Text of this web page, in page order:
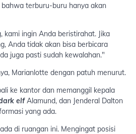
terburu-buru hanya akan
ingin Anda beristirahat. Jika
Anda tidak akan bisa berbicara
juga pasti sudah kewalahan."
Marianlotte dengan patuh menurut.
ke kantor dan memanggil kepala
elfAlamund, dan Jenderal Dalton
yang ada.
di ruangan ini. Mengingat posisi